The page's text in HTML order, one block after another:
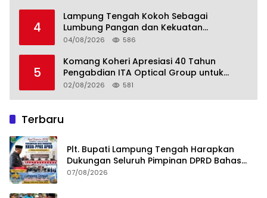
4
Lampung Tengah Kokoh Sebagai
Lumbung Pangan dan Kekuatan
Perkebunan Lampung, Komang Koheri:
Menuju Indonesia Emas 2045
04/08/2026 586
5
Komang Koheri Apresiasi 40 Tahun
Pengabdian ITA Optical Group untuk
Kesehatan Mata Masyarakat Lamteng
02/08/2026 581
Terbaru
Plt. Bupati Lampung Tengah Harapkan
Dukungan Seluruh Pimpinan DPRD Bahas
RKUA-PPAS APBD Tahun 2027
07/08/2026